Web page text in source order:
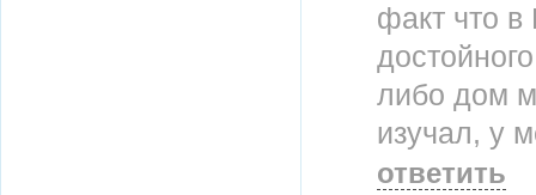
факт что в
либо дом
изучал, у
ответить